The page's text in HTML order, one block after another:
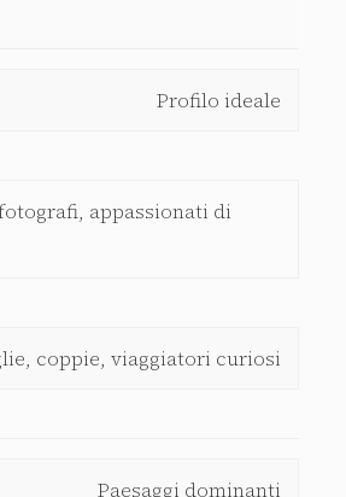
Profilo ideale
appassionati di
coppie, viaggiatori curiosi
Paesaggi dominanti